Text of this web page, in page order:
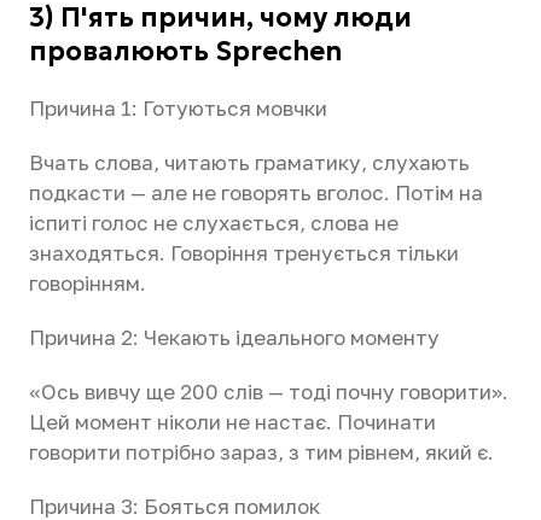
3) П'ять причин, чому люди
провалюють Sprechen
Причина 1: Готуються мовчки
Вчать слова, читають граматику, слухають
подкасти — але не говорять вголос. Потім на
іспиті голос не слухається, слова не
знаходяться. Говоріння тренується тільки
говорінням.
Причина 2: Чекають ідеального моменту
«Ось вивчу ще 200 слів — тоді почну говорити».
Цей момент ніколи не настає. Починати
говорити потрібно зараз, з тим рівнем, який є.
Причина 3: Бояться помилок